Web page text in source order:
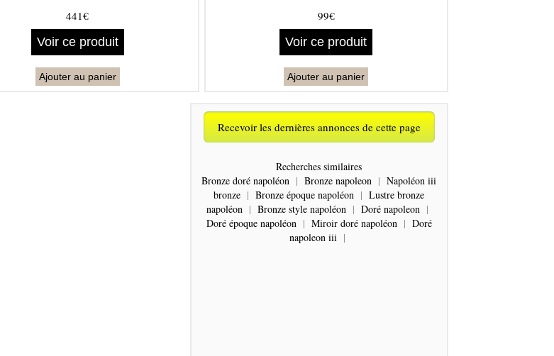
441€
Voir ce produit
Ajouter au panier
99€
Voir ce produit
Ajouter au panier
Recevoir les dernières annonces de cette page
Recherches similaires
Bronze doré napoléon | Bronze napoleon | Napoléon iii
bronze | Bronze époque napoléon | Lustre bronze
napoléon | Bronze style napoléon | Doré napoleon |
Doré époque napoléon | Miroir doré napoléon | Doré
napoleon iii |